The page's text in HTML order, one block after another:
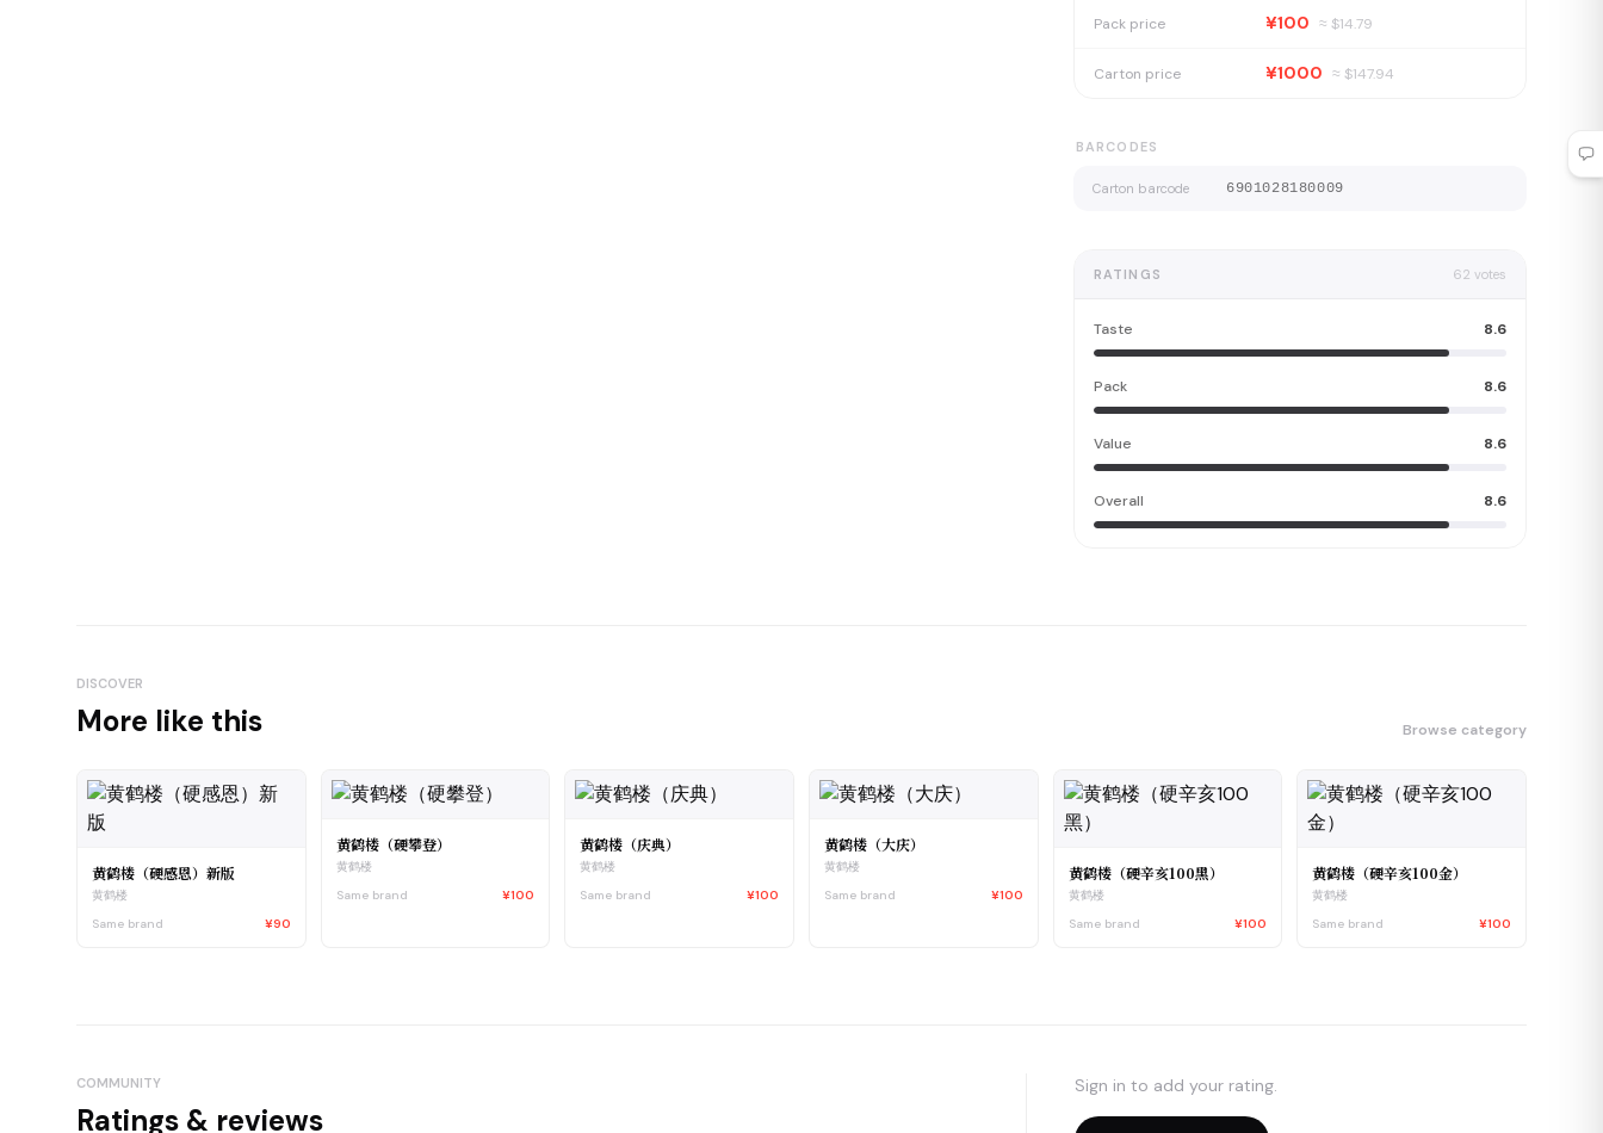
Pack price ¥100 ≈ $14.79
Carton price ¥1000 ≈ $147.94
BARCODES
Carton barcode 6901028180009
RATINGS 62 votes
Taste 8.6
Pack 8.6
Value 8.6
Overall 8.6
DISCOVER
More like this Browse category
黄鹤楼（硬感恩）新版
黄鹤楼
Same brand
¥90
黄鹤楼（硬攀登）
黄鹤楼
Same brand
¥100
黄鹤楼（庆典）
黄鹤楼
Same brand
¥100
黄鹤楼（大庆）
黄鹤楼
Same brand
¥100
黄鹤楼（硬辛亥100黑）
黄鹤楼
Same brand
¥100
黄鹤楼（硬辛亥100金）
黄鹤楼
Same brand
¥100
COMMUNITY
Ratings & reviews
Sign in to add your rating.